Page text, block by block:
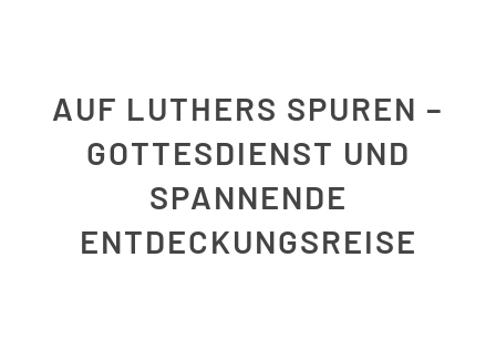
Kontakt
AUF LUTHERS SPUREN –
GOTTESDIENST UND
SPANNENDE
ENTDECKUNGSREISE